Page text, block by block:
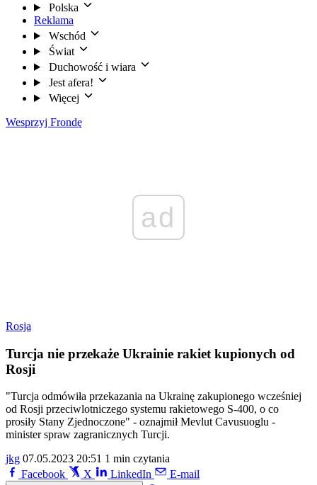
Polska
Reklama
Wschód
Świat
Duchowość i wiara
Jest afera!
Więcej
Wesprzyj Frondę
ad
Rosja
Turcja nie przekaże Ukrainie rakiet kupionych od
Rosji
"Turcja odmówiła przekazania na Ukrainę zakupionego wcześniej
od Rosji przeciwlotniczego systemu rakietowego S-400, o co
prosiły Stany Zjednoczone" - oznajmił Mevlut Cavusuoglu -
minister spraw zagranicznych Turcji.
jkg 07.05.2023 20:51 1 min czytania
Facebook
X LinkedIn E-mail